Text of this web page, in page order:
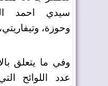
سيدي احمد
وحوزة،
وفي ما يتعلق
عدد اللوائح